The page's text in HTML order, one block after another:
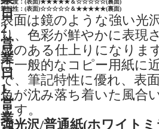
光沢度：(表面)★★★★★＆☆☆☆☆☆(裏面)
筆記性：(表面)☆☆☆☆☆＆★★★★★(裏面)
表面は鏡のような強い光
り、色彩が鮮やかに表現
感のある仕上りになりま
は一般的なコピー用紙に
で、筆記特性に優れ、表
色が沈み落ち着いた風合
ます。
強光沢/普通紙(ホワイト
日
2
営
業
日
1
営
業